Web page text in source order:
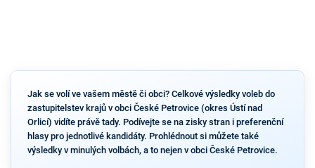
Jak se volí ve vašem městě či obci? Celkové výsledky voleb do
zastupitelstev krajů v obci České Petrovice (okres Ústí nad
Orlicí) vidíte právě tady. Podívejte se na zisky stran i preferenční
hlasy pro jednotlivé kandidáty. Prohlédnout si můžete také
výsledky v minulých volbách, a to nejen v obci České Petrovice.